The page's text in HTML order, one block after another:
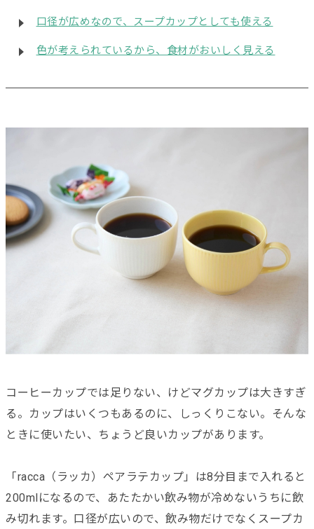
口径が広めなので、スープカップとしても使える
色が考えられているから、食材がおいしく見える
コーヒーカップでは足りない、けどマグカップは大きすぎ
る。カップはいくつもあるのに、しっくりこない。そんな
ときに使いたい、ちょうど良いカップがあります。
「racca（ラッカ）ペアラテカップ」は8分目まで入れると
200mlになるので、あたたかい飲み物が冷めないうちに飲
み切れます。口径が広いので、飲み物だけでなくスープカ